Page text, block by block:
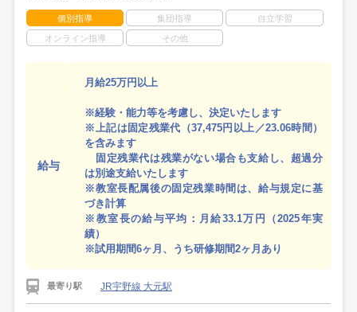
個別指導 集団指導 自立学習
オンライン指導 その他
給与
月給25万円以上
※経験・能力等を考慮し、決定いたします
※上記は固定残業代（37,475円以上／23.06時間）
を含みます
固定残業代は残業がない場合も支給し、超過分
は別途支給いたします
※教室長配属後の固定残業時間は、給与規定に基
づき計算
※教室長の給与平均：月給33.1万円（2025年実
績）
※試用期間6ヶ月、うち研修期間2ヶ月あり
最寄り駅 JR宇野線 大元駅